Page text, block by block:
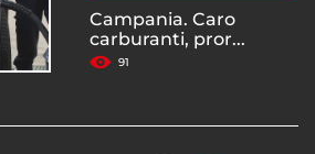
Campania. Caro
carburanti, pror...
91